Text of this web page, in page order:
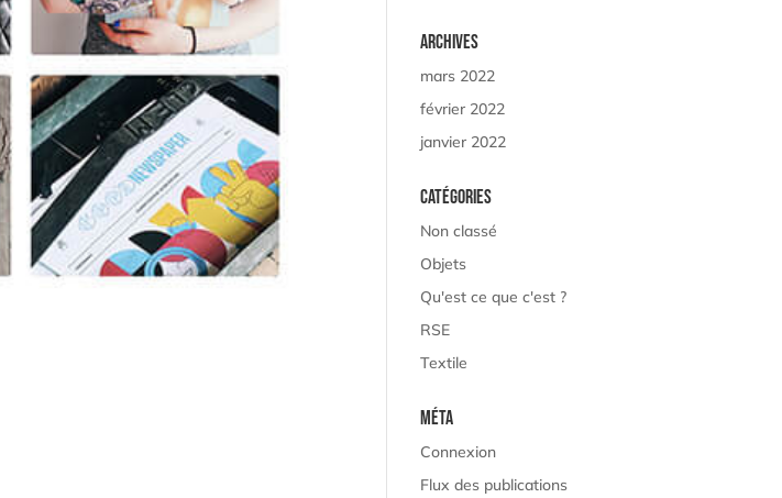
Archives
mars 2022
février 2022
janvier 2022
Catégories
Non classé
Objets
Qu'est ce que c'est ?
RSE
Textile
Méta
Connexion
Flux des publications